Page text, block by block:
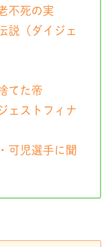
不死の実
説（ダイジェ
てた帝
ェストフィナ
可児選手に聞